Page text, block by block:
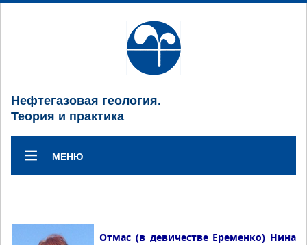
Нефтегазовая геология.
Теория и практика
МЕНЮ
Отмас (в девичестве Еременко) Нина